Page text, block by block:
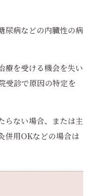
尿病などの内臓性の病
療を受ける機会を失い
受診で原因の特定を
らない場合、または主
併用OKなどの場合は